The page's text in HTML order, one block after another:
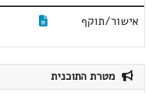
אישור/תוקף
מטרת התוכנית